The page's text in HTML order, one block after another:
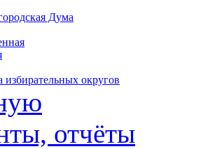
избирательных округов
отчёты